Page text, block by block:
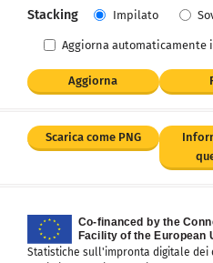
Stacking Impilato
Aggiorna automaticamente
Aggiorna
Scarica come PNG
Statistiche sull'impronta digitale dei